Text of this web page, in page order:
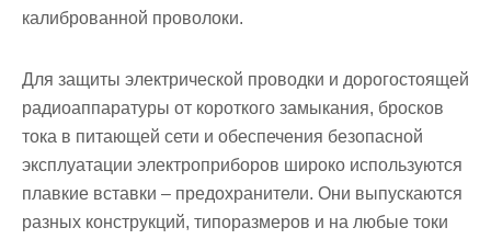
калиброванной проволоки.
Для защиты электрической проводки и дорогостоящей
радиоаппаратуры от короткого замыкания, бросков
тока в питающей сети и обеспечения безопасной
эксплуатации электроприборов широко используются
плавкие вставки – предохранители. Они выпускаются
разных конструкций, типоразмеров и на любые токи